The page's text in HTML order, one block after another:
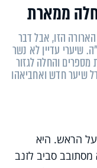
ממארת
הזו, אבל דבר
שיערי עדיין לא נשר
מספרים והחלה לגזור
שיער חדש ואחביאהו
הראש. היא
סביב לזנב